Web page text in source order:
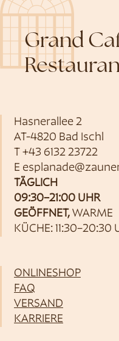
Grand
Hasnerallee 2
AT-4820 Bad Ischl
T +43 6132 23722
E
TÄGLICH
09:30–21:00 UHR
GEÖFFNET, WARME
KÜCHE: 11:30–20:30
ONLINESHOP
FAQ
VERSAND
KARRIERE